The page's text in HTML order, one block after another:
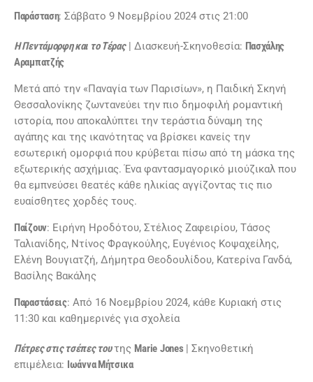
Παράσταση: Σάββατο 9 Νοεμβρίου 2024 στις 21:00
Η Πεντάμορφη και το Τέρας| Διασκευή-Σκηνοθεσία: Πασχάλης
Αραμπατζής
Μετά από την «Παναγία των Παρισίων», η Παιδική Σκηνή
Θεσσαλονίκης ζωντανεύει την πιο δημοφιλή ρομαντική
ιστορία, που αποκαλύπτει την τεράστια δύναμη της
αγάπης και της ικανότητας να βρίσκει κανείς την
εσωτερική ομορφιά που κρύβεται πίσω από τη μάσκα της
εξωτερικής ασχήμιας. Ένα φαντασμαγορικό μιούζικαλ που
θα εμπνεύσει θεατές κάθε ηλικίας αγγίζοντας τις πιο
ευαίσθητες χορδές τους.
Παίζουν: Ειρήνη Ηροδότου, Στέλιος Ζαφειρίου, Τάσος
Ταλιανίδης, Ντίνος Φραγκούλης, Ευγένιος Κοψαχείλης,
Ελένη Βουγιατζή, Δήμητρα Θεοδουλίδου, Κατερίνα Γανδά,
Βασίλης Βακάλης
Παραστάσεις: Από 16 Νοεμβρίου 2024, κάθε Κυριακή στις
11:30 και καθημερινές για σχολεία
Πέτρες στις τσέπες τουτης Marie Jones| Σκηνοθετική
επιμέλεια: Ιωάννα Μήτσικα